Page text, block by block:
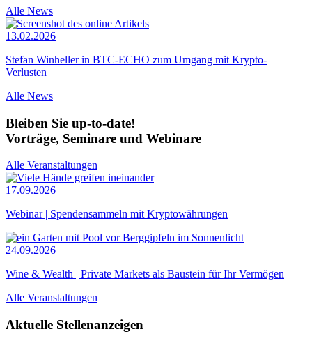
Alle News
13.02.2026
Stefan Winheller in BTC-ECHO zum Umgang mit Krypto-
Verlusten
Alle News
Bleiben Sie up-to-date!
Vorträge, Seminare und Webinare
Alle Veranstaltungen
17.09.2026
Webinar | Spendensammeln mit Kryptowährungen
24.09.2026
Wine & Wealth | Private Markets als Baustein für Ihr Vermögen
Alle Veranstaltungen
Aktuelle Stellenanzeigen